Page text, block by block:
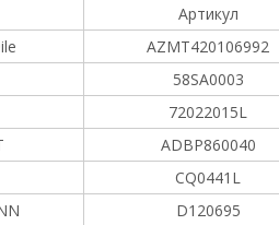
Артикул
AZMT420106992
58SA0003
72022015L
ADBP860040
CQ0441L
D120695